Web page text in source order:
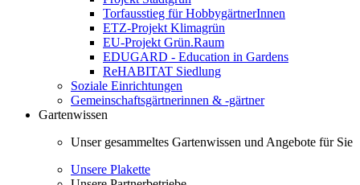
Torfausstieg für HobbygärtnerInnen
ETZ-Projekt Klimagrün
EU-Projekt Grün.Raum
EDUGARD - Education in Gardens
ReHABITAT Siedlung
Soziale Einrichtungen
Gemeinschaftsgärtnerinnen & -gärtner
Gartenwissen
Unser gesammeltes Gartenwissen und Angebote für Sie
Unsere Plakette